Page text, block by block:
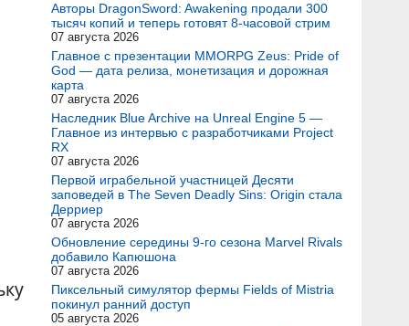
Авторы DragonSword: Awakening продали 300
тысяч копий и теперь готовят 8-часовой стрим
07 августа 2026
Главное с презентации MMORPG Zeus: Pride of
God — дата релиза, монетизация и дорожная
карта
07 августа 2026
Наследник Blue Archive на Unreal Engine 5 —
Главное из интервью с разработчиками Project
RX
07 августа 2026
Первой играбельной участницей Десяти
заповедей в The Seven Deadly Sins: Origin стала
Дерриер
07 августа 2026
Обновление середины 9-го сезона Marvel Rivals
добавило Капюшона
07 августа 2026
Пиксельный симулятор фермы Fields of Mistria
покинул ранний доступ
05 августа 2026